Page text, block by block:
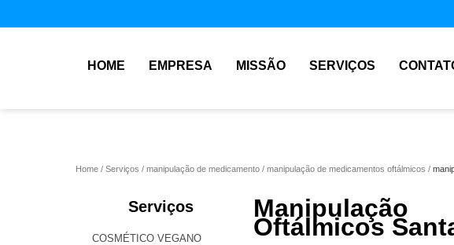
HOME EMPRESA MISSÃO SERVIÇOS
Home Serviços manipulação de medicamento manipulação de medicamentos oftálmicos
Serviços
COSMÉTICO VEGANO Oftálmicos